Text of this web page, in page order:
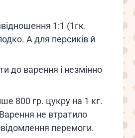
1:1 (1гк.
А для персиків й
до варення і незмінно
800 гр. цукру на 1 кг.
не втратило
перемоги.